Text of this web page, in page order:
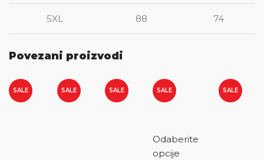
5XL 88 74
Povezani proizvodi
SALE SALE SALE SALE
Odaberite
opcije
SALE